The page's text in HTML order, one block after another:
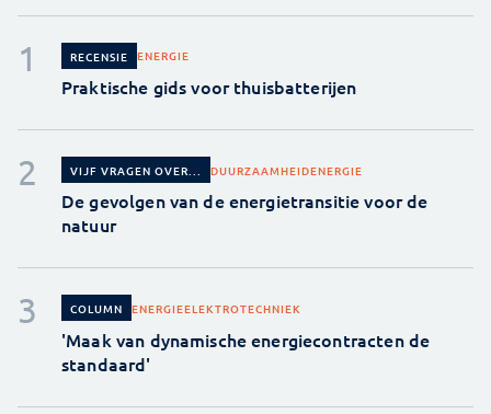
RECENSIE ENERGIE
Praktische gids voor thuisbatterijen
VIJF VRAGEN OVER... DUURZAAMHEIDENERGIE
De gevolgen van de energietransitie voor de
natuur
COLUMN ENERGIEELEKTROTECHNIEK
'Maak van dynamische energiecontracten de
standaard'